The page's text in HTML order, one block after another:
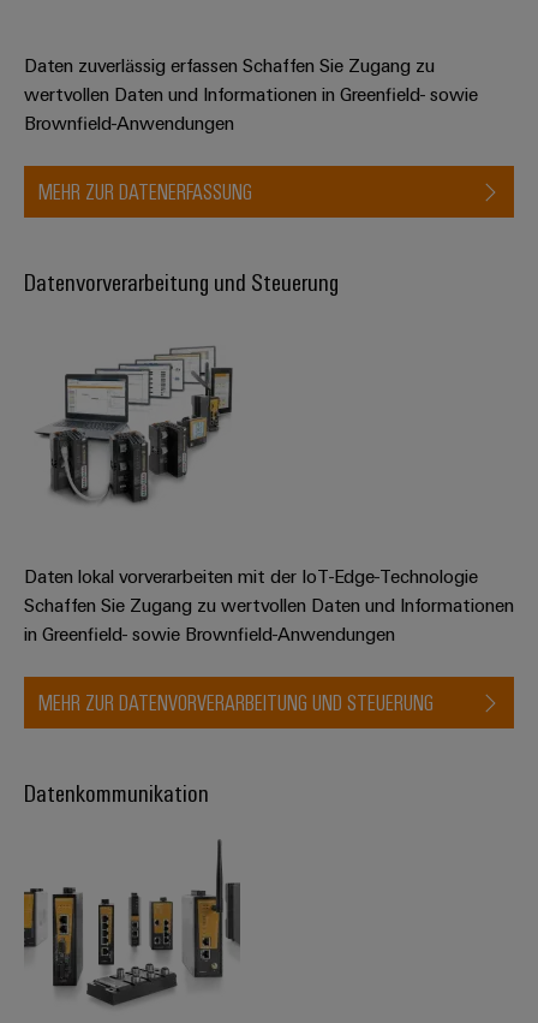
Daten zuverlässig erfassen Schaffen Sie Zugang zu
wertvollen Daten und Informationen in Greenfield- sowie
Brownfield-Anwendungen
MEHR ZUR DATENERFASSUNG
Datenvorverarbeitung und Steuerung​
Daten lokal vorverarbeiten mit der IoT-Edge-Technologie
Schaffen Sie Zugang zu wertvollen Daten und Informationen
in Greenfield- sowie Brownfield-Anwendungen
MEHR ZUR DATENVORVERARBEITUNG UND STEUERUNG​
Datenkommunikation